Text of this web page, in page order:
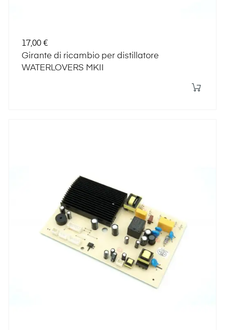
Prezzo
17,00 €
Girante di ricambio per distillatore
WATERLOVERS MKII